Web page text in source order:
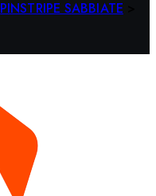
PINSTRIPE SABBIATE